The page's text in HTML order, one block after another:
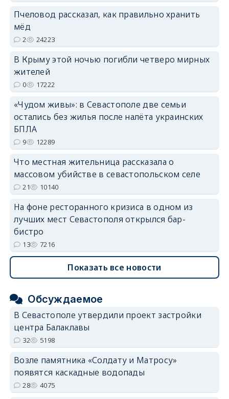
erid: 2SDnjdvhGXG
Пчеловод рассказал, как правильно хранить
мёд
2 24223
В Крыму этой ночью погибли четверо мирных
жителей
0 17222
«Чудом живы»: в Севастополе две семьи
остались без жилья после налёта украинских
БПЛА
9 12289
Что местная жительница рассказала о
массовом убийстве в севастопольском селе
21 10140
На фоне ресторанного кризиса в одном из
лучших мест Севастополя открылся бар-
бистро
13 7216
Показать все новости
Обсуждаемое
В Севастополе утвердили проект застройки
центра Балаклавы
32 5198
Возле памятника «Солдату и Матросу»
появятся каскадные водопады
28 4075